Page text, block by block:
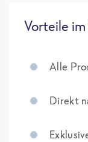
Vorteile
Alle
Direkt